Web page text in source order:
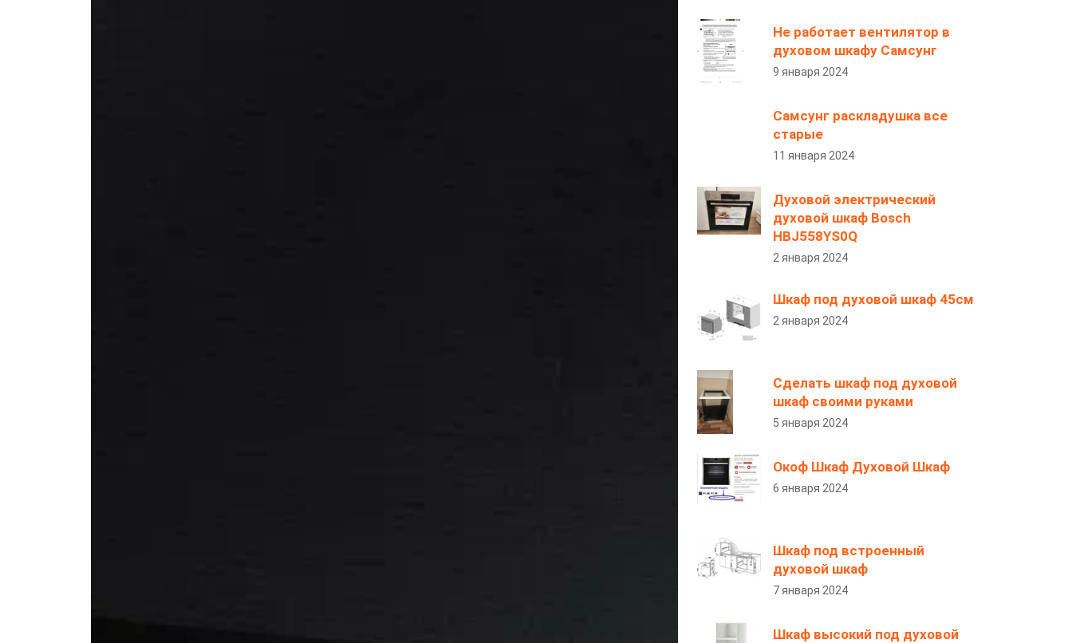
Не работает вентилятор в
духовом шкафу Самсунг
9 января 2024
Самсунг раскладушка все
старые
11 января 2024
Духовой электрический
духовой шкаф Bosch
HBJ558YS0Q
2 января 2024
Шкаф под духовой шкаф 45см
2 января 2024
Сделать шкаф под духовой
шкаф своими руками
5 января 2024
Окоф Шкаф Духовой Шкаф
6 января 2024
Шкаф под встроенный
духовой шкаф
7 января 2024
Шкаф высокий под духовой